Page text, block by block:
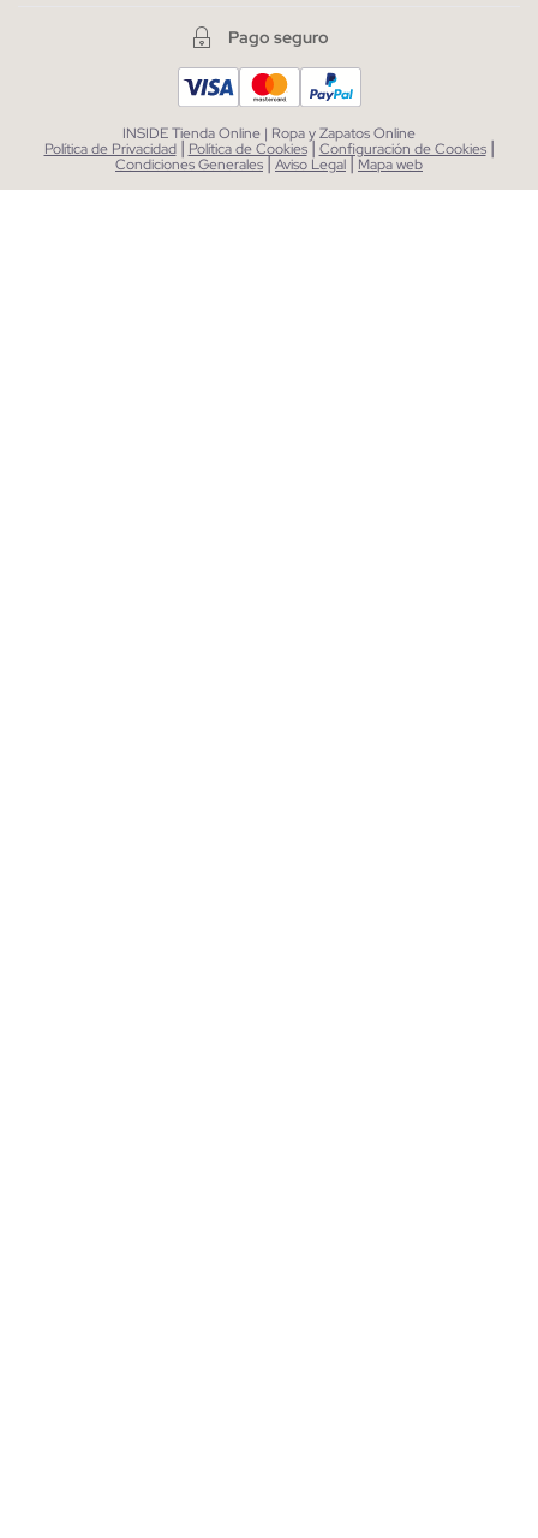
Pago seguro
INSIDE Tienda Online | Ropa y Zapatos Online
Política de Privacidad | Política de Cookies| Configuración de Cookies |
Condiciones Generales|Aviso Legal| Mapa web